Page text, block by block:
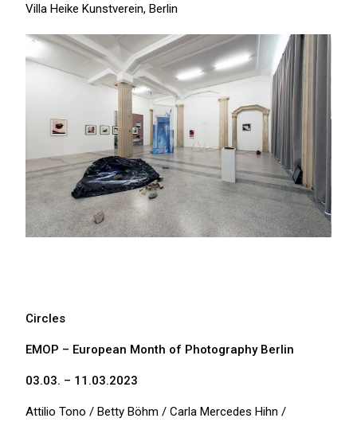
Villa Heike Kunstverein, Berlin
Circles
EMOP – European Month of Photography Berlin
03.03. – 11.03.2023
Attilio Tono / Betty Böhm / Carla Mercedes Hihn /